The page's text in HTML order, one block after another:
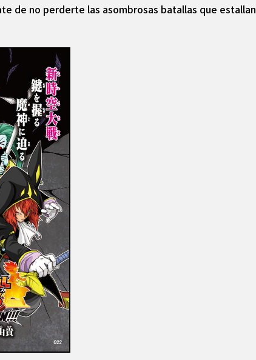
de no perderte las asombrosas batallas que estallan